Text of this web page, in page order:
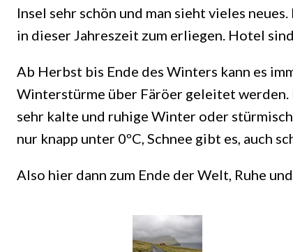
Insel sehr schön und man sieht vieles
in dieser Jahreszeit zum erliegen. Hotel
Ab Herbst bis Ende des Winters kann es
Winterstürme über Färöer geleitet werden.
sehr kalte und ruhige Winter oder
nur knapp unter 0ºC, Schnee gibt es, auch
Also hier dann zum Ende der Welt, Ruhe